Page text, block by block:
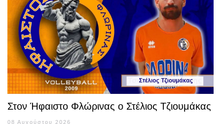
Στον Ήφαιστο Φλώρινας ο Στέλιος Τζιουμάκας
08 Αυγούστου 2026